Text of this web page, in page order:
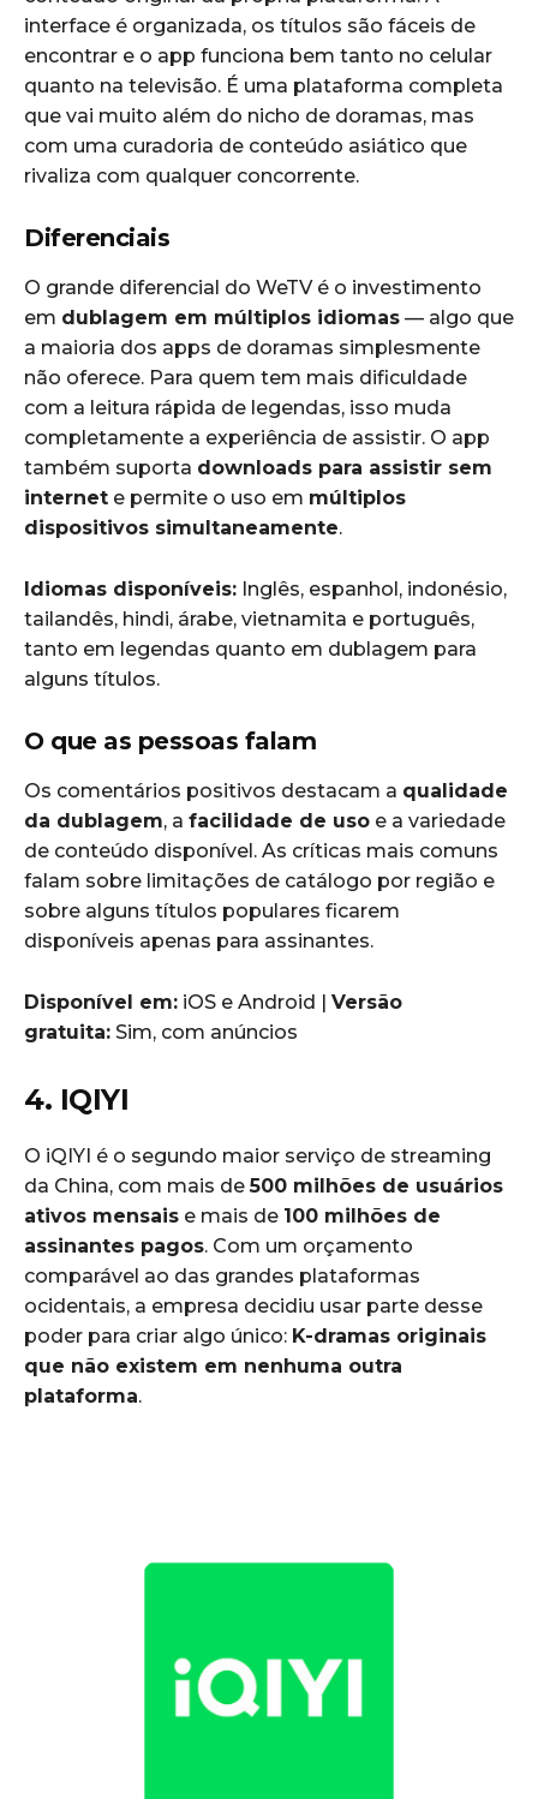
interface é organizada, os títulos são fáceis de
encontrar e o app funciona bem tanto no celular
quanto na televisão. É uma plataforma completa
que vai muito além do nicho de doramas, mas
com uma curadoria de conteúdo asiático que
rivaliza com qualquer concorrente.
Diferenciais
O grande diferencial do WeTV é o investimento
em dublagem em múltiplos idiomas — algo que
a maioria dos apps de doramas simplesmente
não oferece. Para quem tem mais dificuldade
com a leitura rápida de legendas, isso muda
completamente a experiência de assistir. O app
também suporta downloads para assistir sem
internet e permite o uso em múltiplos
dispositivos simultaneamente.
Idiomas disponíveis: Inglês, espanhol, indonésio,
tailandês, hindi, árabe, vietnamita e português,
tanto em legendas quanto em dublagem para
alguns títulos.
O que as pessoas falam
Os comentários positivos destacam a qualidade
da dublagem, a facilidade de uso e a variedade
de conteúdo disponível. As críticas mais comuns
falam sobre limitações de catálogo por região e
sobre alguns títulos populares ficarem
disponíveis apenas para assinantes.
Disponível em: iOS e Android | Versão
gratuita: Sim, com anúncios
4. IQIYI
O iQIYI é o segundo maior serviço de streaming
da China, com mais de500 milhões de usuários
ativos mensais e mais de 100 milhões de
assinantes pagos. Com um orçamento
comparável ao das grandes plataformas
ocidentais, a empresa decidiu usar parte desse
poder para criar algo único: K-dramas originais
que não existem em nenhuma outra
plataforma.